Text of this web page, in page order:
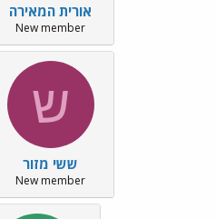
אורית המאירה
New member
ש
ששי מזור
New member